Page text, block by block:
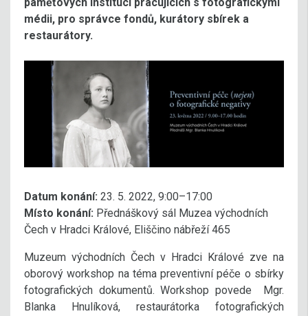
médii, pro správce fondů, kurátory sbírek a
restaurátory.
Datum konání: 23. 5. 2022, 9:00–17:00
Místo konání: Přednáškový sál Muzea východních
Čech v Hradci Králové, Eliščino nábřeží 465
Muzeum východních Čech v Hradci Králové zve na
oborový workshop na téma preventivní péče o sbírky
fotografických dokumentů. Workshop povede Mgr.
Blanka Hnulíková, restaurátorka fotografických